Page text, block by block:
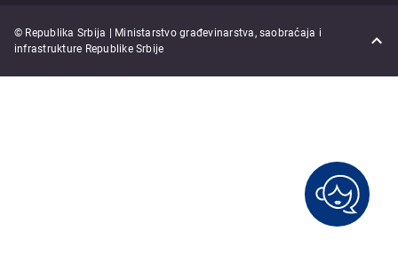
© Republika Srbija | Ministarstvo građevinarstva, saobraćaja i
infrastrukture Republike Srbije